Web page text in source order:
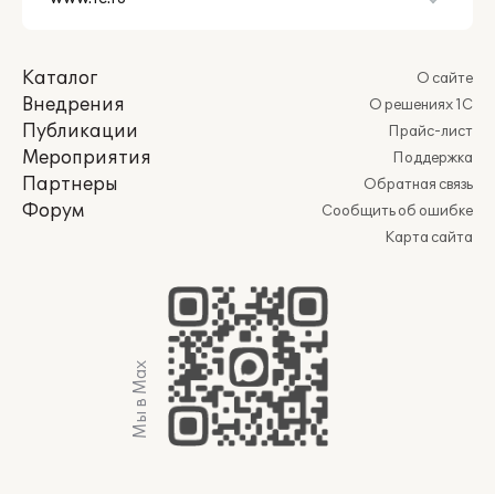
Каталог
Внедрения
Публикации
Мероприятия
Партнеры
Форум
О сайте
О решениях 1С
Прайс-лист
Поддержка
Обратная связь
Сообщить об ошибке
Карта сайта
Мы в Max